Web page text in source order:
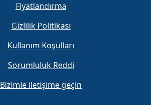
Fiyatlandırma
Gizlilik Politikası
Kullanım Koşulları
Sorumluluk Reddi
Bizimle iletişime geçin